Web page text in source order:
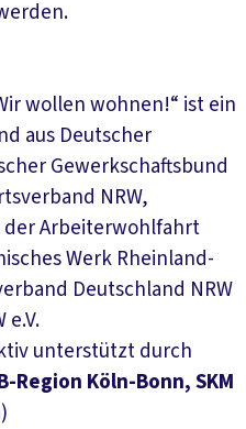
wollen wohnen!“ ist ein
aus Deutscher
Gewerkschaftsbund
NRW,
der Arbeiterwohlfahrt
Werk Rheinland-
Deutschland NRW
e.V.
unterstützt durch
Region Köln-Bonn, SKM
)